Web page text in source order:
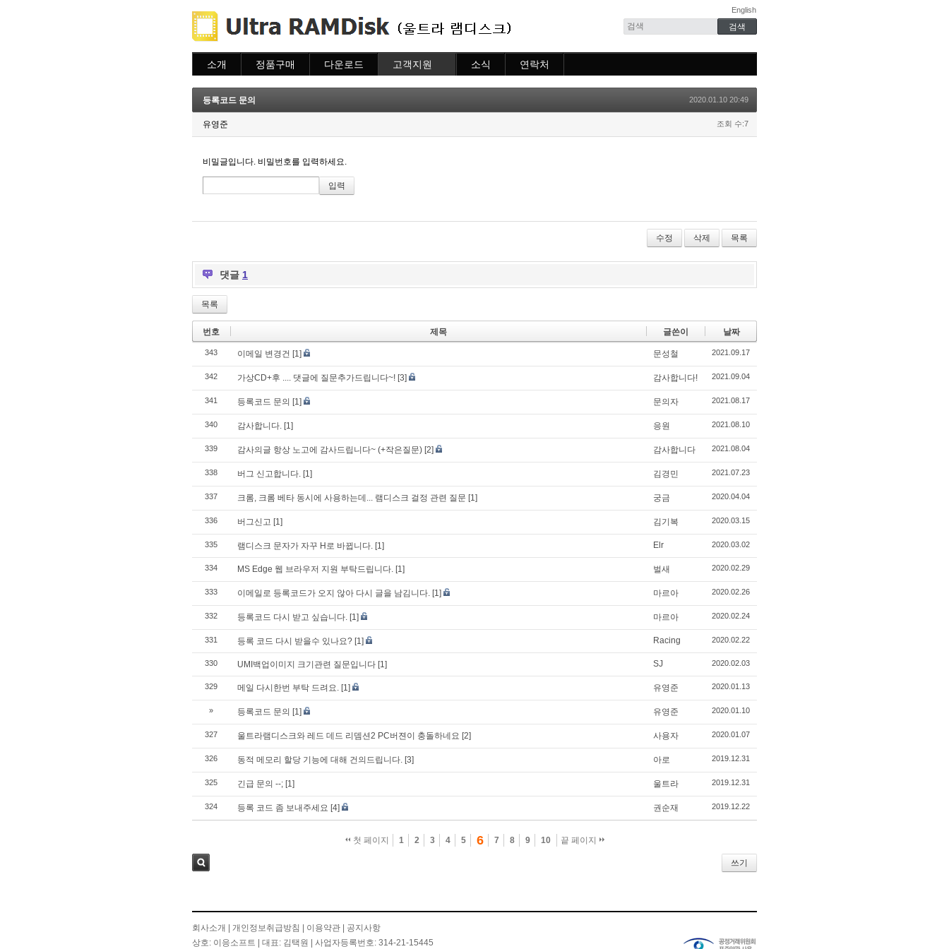
English
소개 정품구매
이용안내
다운로드 고객지원
질문하기
소식 연락처
등록코드 문의
2020.01.10 20:49
유영준 조회 수:7
비밀글입니다. 비밀번호를 입력하세요.
수정 삭제 목록
댓글 1
목록
번호 제목 글쓴이 날짜
343 이메일 변경건 [1] 문성철 2021.09.17
342 가상CD+후 .... 댓글에 질문추가드립니다~! [3] 감사합니다! 2021.09.04
341 등록코드 문의 [1] 문의자 2021.08.17
340 감사합니다. [1] 응원 2021.08.10
339 감사의글 항상 노고에 감사드립니다~ (+작은질문) [2] 감사합니다 2021.08.04
338 버그 신고합니다. [1] 김경민 2021.07.23
337 크롬, 크롬 베타 동시에 사용하는데... 램디스크 걸정 관련 질문 [1] 궁금 2020.04.04
336 버그신고 [1] 김기복 2020.03.15
335 램디스크 문자가 자꾸 H로 바뀝니다. [1] Elr 2020.03.02
334 MS Edge 웹 브라우저 지원 부탁드립니다. [1] 벌새 2020.02.29
333 이메일로 등록코드가 오지 않아 다시 글을 남김니다. [1] 마르아 2020.02.26
332 등록코드 다시 받고 싶습니다. [1] 마르아 2020.02.24
331 등록 코드 다시 받을수 있나요? [1] Racing 2020.02.22
330 UMI백업이미지 크기관련 질문입니다 [1] SJ 2020.02.03
329 메일 다시한번 부탁 드려요. [1] 유영준 2020.01.13
» 등록코드 문의 [1] 유영준 2020.01.10
327 울트라램디스크와 레드 데드 리뎀션2 PC버젼이 충돌하네요 [2] 사용자 2020.01.07
326 동적 메모리 할당 기능에 대해 건의드립니다. [3] 아로 2019.12.31
325 긴급 문의 --; [1] 울트라 2019.12.31
324 등록 코드 좀 보내주세요 [4] 권순재 2019.12.22
첫 페이지 1 2 3 4 5 6 7 8 9 10 끝 페이지
쓰기
회사소개 개인정보취급방침 이용약관
공지사항
상호: 이응소프트 | 대표: 김택원 | 사업자등록번호: 314-21-15445